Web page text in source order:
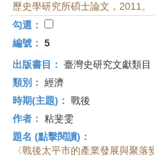
歷史學研究所碩士論文，2011。
勾選：
編號： 5
出版書目： 臺灣史研究文獻類
類別： 經濟
時期(主題)： 戰後
作者： 粘斐雯
題名 (點擊閱讀)：
〈戰後太平市的產業發展與聚